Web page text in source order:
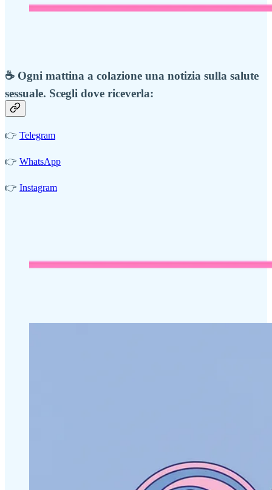
☕️ Ogni mattina a colazione una notizia sulla salute
sessuale. Scegli dove riceverla:
👉 Telegram
👉 WhatsApp
👉 Instagram